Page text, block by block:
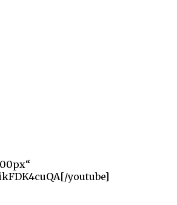
youtube]